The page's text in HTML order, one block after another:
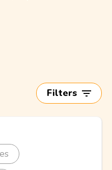
Filters